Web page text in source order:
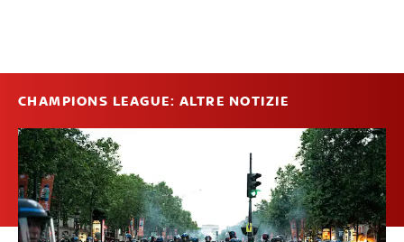
CHAMPIONS LEAGUE: ALTRE NOTIZIE